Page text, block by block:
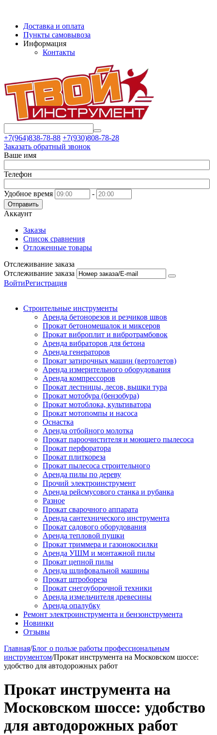
Доставка и оплата
Пункты самовывоза
Информация
Контакты
+7(964)838-78-88 +7(930)808-78-28
Заказать обратный звонок
Ваше имя
Телефон
Удобное время -
Отправить
Аккаунт
Заказы
Список сравнения
Отложенные товары
Отслеживание заказа
Отслеживание заказа
ВойтиРегистрация
Строительные инструменты
Аренда бетонорезов и резчиков швов
Прокат бетономешалок и миксеров
Прокат виброплит и вибротрамбовок
Аренда вибраторов для бетона
Аренда генераторов
Прокат затирочных машин (вертолетов)
Аренда измерительного оборудования
Аренда компрессоров
Прокат лестницы, лесов, вышки тура
Прокат мотобура (бензобура)
Прокат мотоблока, культиватора
Прокат мотопомпы и насоса
Оснастка
Аренда отбойного молотка
Прокат пароочистителя и моющего пылесоса
Прокат перфоратора
Прокат плиткореза
Прокат пылесоса строительного
Аренда пилы по дереву
Прочий электроинструмент
Аренда рейсмусового станка и рубанка
Разное
Прокат сварочного аппарата
Аренда сантехнического инструмента
Прокат садового оборудования
Аренда тепловой пушки
Прокат триммера и газонокосилки
Аренда УШМ и монтажной пилы
Прокат цепной пилы
Аренда шлифовальной машины
Прокат штробореза
Прокат снегоуборочной техники
Аренда измельчителя древесины
Аренда опалубку
Ремонт электроинструмента и бензонструмента
Новинки
Отзывы
Главная/Блог о пользе работы профессиональным
инструментом/Прокат инструмента на Московском шоссе:
удобство для автодорожных работ
Прокат инструмента на
Московском шоссе: удобство
для автодорожных работ